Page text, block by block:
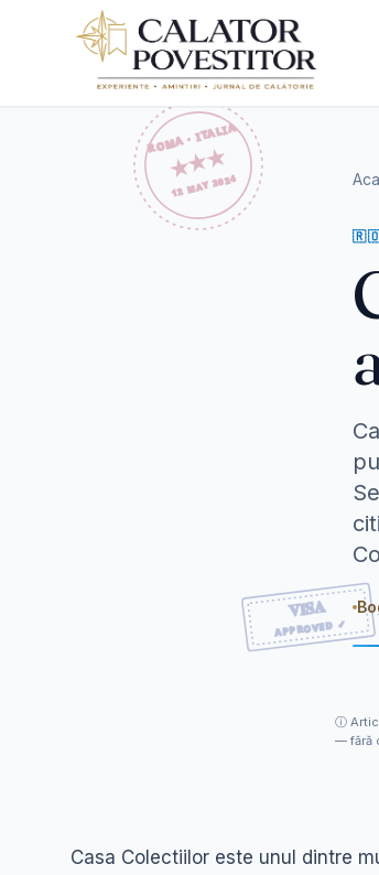
Sari la conținut
ⓘ
— fără
Casa Colectiilor este unul dintre